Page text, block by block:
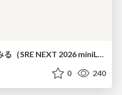
信頼性について考えてみる（SRE NEXT 2026 miniLT）
0 240